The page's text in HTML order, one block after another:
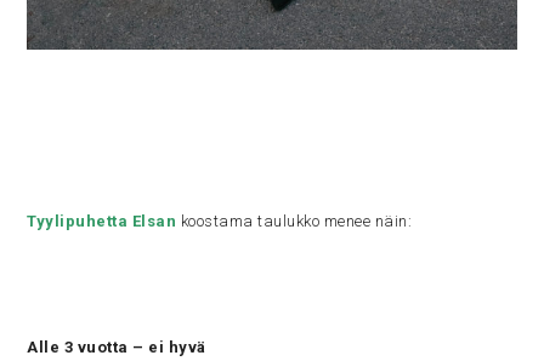
Tyylipuhetta Elsan koostama taulukko menee näin:
Alle 3 vuotta – ei hyvä